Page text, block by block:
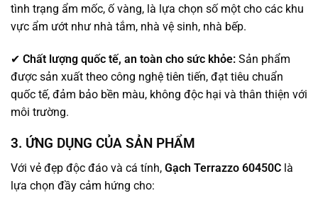
tình trạng ẩm mốc, ố vàng, là lựa chọn số một cho các khu
vực ẩm ướt như nhà tắm, nhà vệ sinh, nhà bếp.
✔ Chất lượng quốc tế, an toàn cho sức khỏe: Sản phẩm
được sản xuất theo công nghệ tiên tiến, đạt tiêu chuẩn
quốc tế, đảm bảo bền màu, không độc hại và thân thiện với
môi trường.
3. ỨNG DỤNG CỦA SẢN PHẨM
Với vẻ đẹp độc đáo và cá tính, Gạch Terrazzo 60450C là
lựa chọn đầy cảm hứng cho: